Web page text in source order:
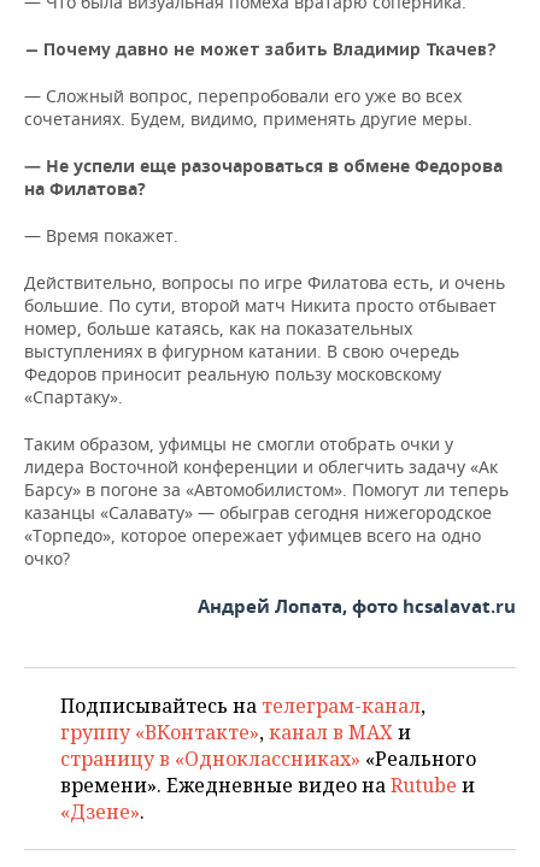
— Почему давно не может забить Владимир Ткачев?
— Сложный вопрос, перепробовали его уже во всех
сочетаниях. Будем, видимо, применять другие меры.
— Не успели еще разочароваться в обмене Федорова
на Филатова?
— Время покажет.
Действительно, вопросы по игре Филатова есть, и очень
большие. По сути, второй матч Никита просто отбывает
номер, больше катаясь, как на показательных
выступлениях в фигурном катании. В свою очередь
Федоров приносит реальную пользу московскому
«Спартаку».
Таким образом, уфимцы не смогли отобрать очки у
лидера Восточной конференции и облегчить задачу «Ак
Барсу» в погоне за «Автомобилистом». Помогут ли теперь
казанцы «Салавату» — обыграв сегодня нижегородское
«Торпедо», которое опережает уфимцев всего на одно
очко?
Андрей Лопата, фото hcsalavat.ru
Подписывайтесь на телеграм-канал,
группу «ВКонтакте»,канал в MAXи
страницу в «Одноклассниках» «Реального
времени». Ежедневные видео наRutube и
«Дзене».